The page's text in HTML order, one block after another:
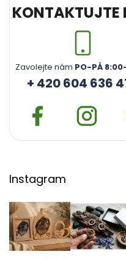
KONTAKTUJTE
Zavolejte nám PO-PÁ
+ 420 604 636
Instagram